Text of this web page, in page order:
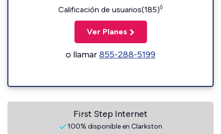
Calificación de usuarios(185)◊
Ver Planes
o llamar855-288-5199
First Step Internet
100% disponible en Clarkston